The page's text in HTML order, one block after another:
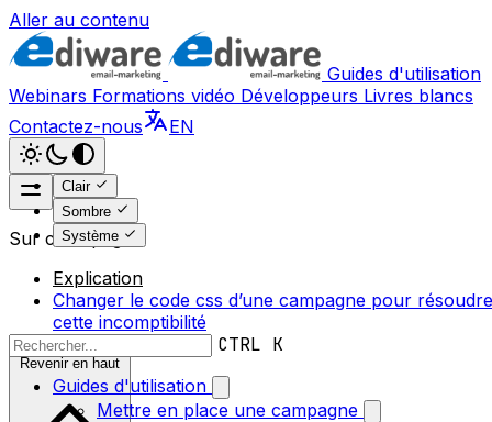
Aller au contenu
Guides d'utilisation
Webinars Formations vidéo Développeurs Livres blancs
Contactez-nous
EN
Clair
Sombre
Système
CTRL K
Guides d'utilisation
Mettre en place une campagne
Sur cette page
Explication
Changer le code css d’une campagne pour résoudre
cette incomptibilité
Revenir en haut